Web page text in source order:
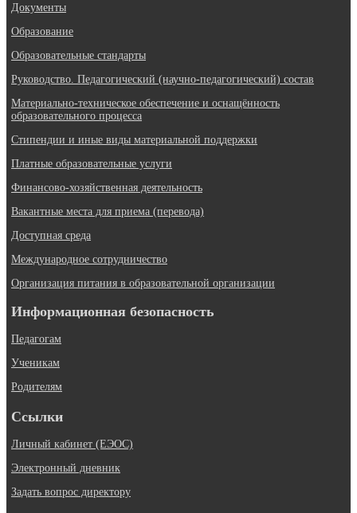
Документы
Образование
Образовательные стандарты
Руководство. Педагогический (научно-педагогический) состав
Материально-техническое обеспечение и оснащённость
образовательного процесса
Стипендии и иные виды материальной поддержки
Платные образовательные услуги
Финансово-хозяйственная деятельность
Вакантные места для приема (перевода)
Доступная среда
Международное сотрудничество
Организация питания в образовательной организации
Информационная безопасность
Педагогам
Ученикам
Родителям
Ссылки
Личный кабинет (ЕЭОС)
Электронный дневник
Задать вопрос директору